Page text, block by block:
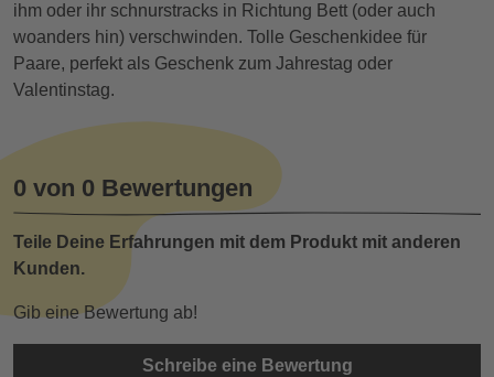
ihm oder ihr schnurstracks in Richtung Bett (oder auch
woanders hin) verschwinden. Tolle Geschenkidee für
Paare, perfekt als Geschenk zum Jahrestag oder
Valentinstag.
0 von 0 Bewertungen
Teile Deine Erfahrungen mit dem Produkt mit anderen
Kunden.
Gib eine Bewertung ab!
Schreibe eine Bewertung